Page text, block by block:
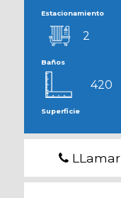
Estacionamiento
2
Baños
420
Superficie
LLamar